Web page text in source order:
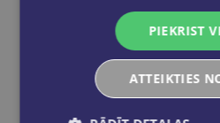
pakomātiem Latvijā
Bezmaksas piegāde
grāmatnīcā 1-5 darba
pasūtījums būs gatavs
e-pastu un/ vai SMS.
PIEKRIST
ATTEIKTIES